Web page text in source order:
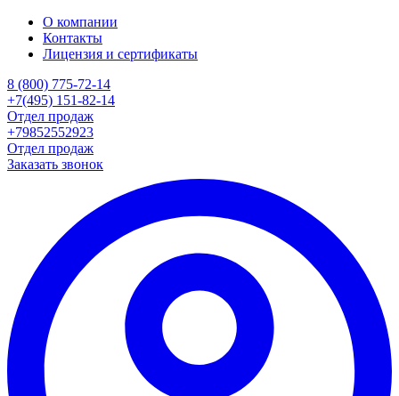
О компании
Контакты
Лицензия и сертификаты
8 (800) 775-72-14
+7(495) 151-82-14
Отдел продаж
+79852552923
Отдел продаж
Заказать звонок